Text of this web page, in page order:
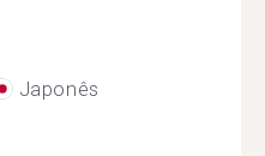
Japonês